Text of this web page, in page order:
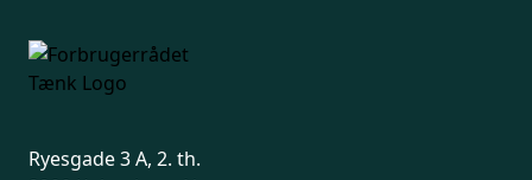
Ryesgade 3 A, 2. th.